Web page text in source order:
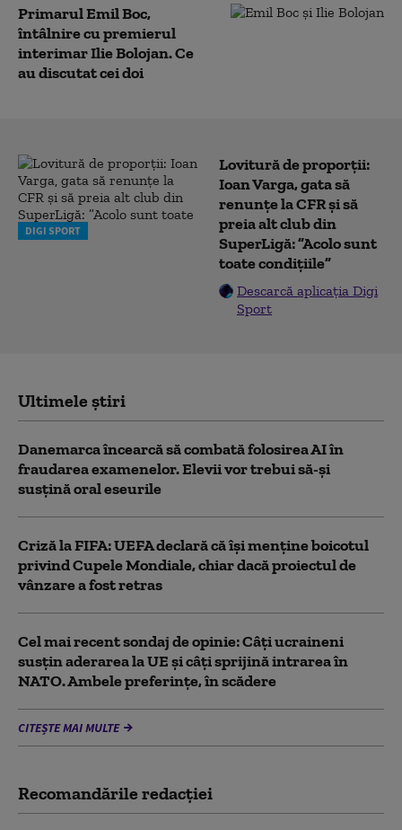
Primarul Emil Boc,
întâlnire cu premierul
interimar Ilie Bolojan. Ce
au discutat cei doi
DIGI SPORT
Lovitură de proporții:
Ioan Varga, gata să
renunțe la CFR și să
preia alt club din
SuperLigă: ”Acolo sunt
toate condițiile”
Descarcă aplicația Digi
Sport
Ultimele știri
Danemarca încearcă să combată folosirea AI în
fraudarea examenelor. Elevii vor trebui să-şi
susţină oral eseurile
Criză la FIFA: UEFA declară că îşi menţine boicotul
privind Cupele Mondiale, chiar dacă proiectul de
vânzare a fost retras
Cel mai recent sondaj de opinie: Câți ucraineni
susțin aderarea la UE și câți sprijină intrarea în
NATO. Ambele preferințe, în scădere
CITEȘTE MAI MULTE
Recomandările redacţiei